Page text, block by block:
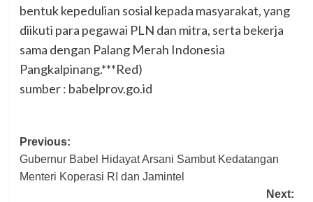
bentuk kepedulian sosial kepada masyarakat, yang
diikuti para pegawai PLN dan mitra, serta bekerja
sama dengan Palang Merah Indonesia
Pangkalpinang.***Red)
sumber : babelprov.go.id
Post
navigation
Previous:
Gubernur Babel Hidayat Arsani Sambut Kedatangan
Menteri Koperasi RI dan Jamintel
Next: